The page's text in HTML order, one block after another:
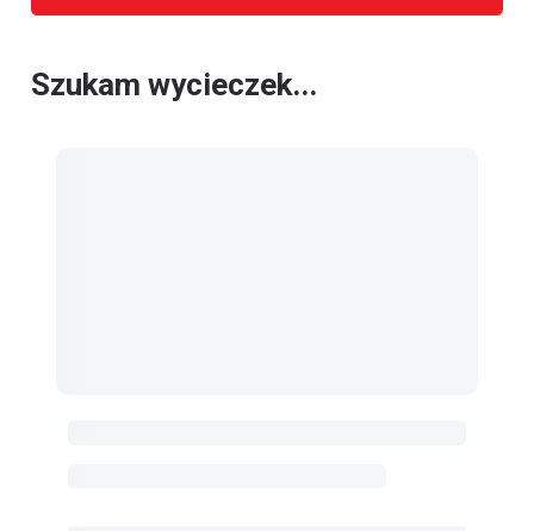
Szukam wycieczek...